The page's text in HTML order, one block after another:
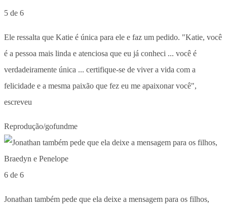
5 de 6
Ele ressalta que Katie é única para ele e faz um pedido. "Katie, você
é a pessoa mais linda e atenciosa que eu já conheci ... você é
verdadeiramente única ... certifique-se de viver a vida com a
felicidade e a mesma paixão que fez eu me apaixonar você",
escreveu
Reprodução/gofundme
6 de 6
Jonathan também pede que ela deixe a mensagem para os filhos,